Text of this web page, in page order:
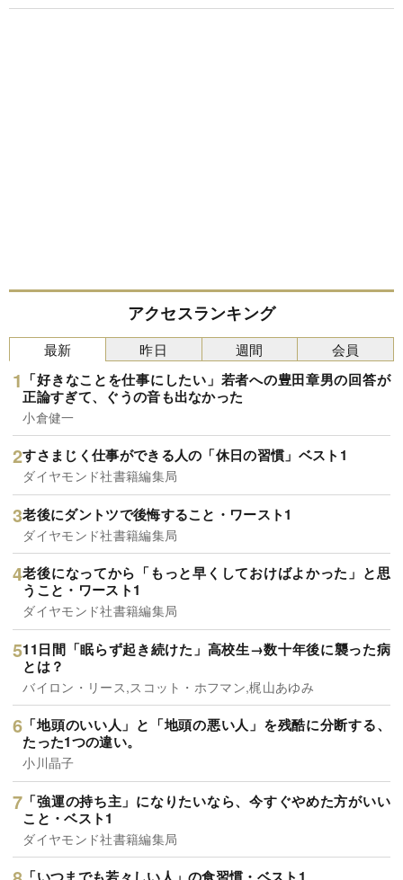
アクセスランキング
最新
「好きなことを仕事にしたい」若者への豊田章男の回答が
正論すぎて、ぐうの音も出なかった
小倉健一
すさまじく仕事ができる人の「休日の習慣」ベスト1
ダイヤモンド社書籍編集局
老後にダントツで後悔すること・ワースト1
ダイヤモンド社書籍編集局
老後になってから「もっと早くしておけばよかった」と思
うこと・ワースト1
ダイヤモンド社書籍編集局
11日間「眠らず起き続けた」高校生→数十年後に襲った病
とは？
バイロン・リース,スコット・ホフマン,梶山あゆみ
「地頭のいい人」と「地頭の悪い人」を残酷に分断する、
たった1つの違い。
小川晶子
「強運の持ち主」になりたいなら、今すぐやめた方がいい
こと・ベスト1
ダイヤモンド社書籍編集局
昨日 週間 会員